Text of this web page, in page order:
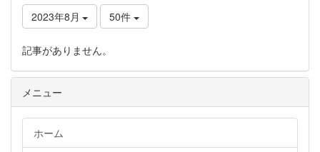
2023年8月 50件
記事がありません。
メニュー
ホーム